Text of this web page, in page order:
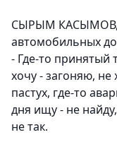
СЫРЫМ КАСЫМОВ,
автомобильных
- Где-то принятый
хочу - загоняю, не
пастух, где-то
дня ищу - не
не так.